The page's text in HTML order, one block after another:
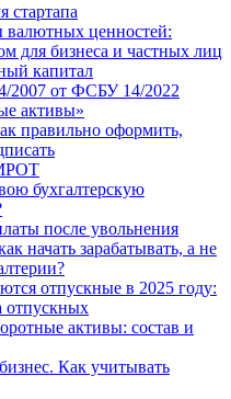
стартапа
ценностей:
для бизнеса и частных лиц
капитал
2007 от ФСБУ 14/2022
активы»
правильно оформить,
бухгалтерскую
после увольнения
начать зарабатывать, а не
отпускные в 2025 году:
отпускных
активы: состав и
Как учитывать